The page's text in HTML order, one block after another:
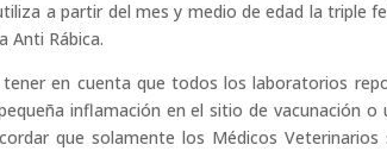
a partir del mes y medio de edad la triple
Anti Rábica.
en cuenta que todos los laboratorios
inflamación en el sitio de vacunación
que solamente los Médicos